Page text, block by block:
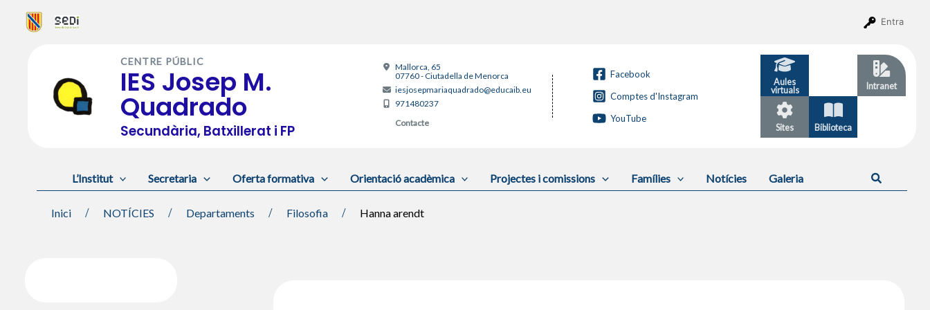
Entra
CENTRE PÚBLIC
IES Josep M.
Quadrado
Secundària, Batxillerat i FP
Mallorca, 65
07760 - Ciutadella de Menorca
iesjosepmariaquadrado@educaib.eu
971480237
Contacte
Facebook
Comptes d'Instagram
YouTube
Aules
virtuals
Intranet
Sites Biblioteca
L’Institut Secretaria Oferta formativa Orientació acadèmica Projectes i comissions Famílies Notícies Galeria Cerca
Inici NOTÍCIES Departaments Filosofia Hanna arendt